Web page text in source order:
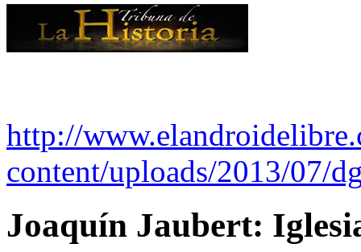
http://
content/uploads/2013/07/
Joaquín Jaubert: